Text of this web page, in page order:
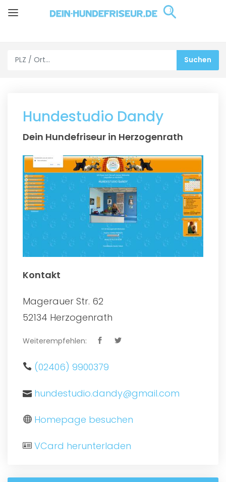
Hundestudio Dandy
Dein Hundefriseur in Herzogenrath
Kontakt
Magerauer Str. 62
52134 Herzogenrath
Weiterempfehlen:
(02406) 9900379
hundestudio.dandy@gmail.com
Homepage besuchen
VCard herunterladen